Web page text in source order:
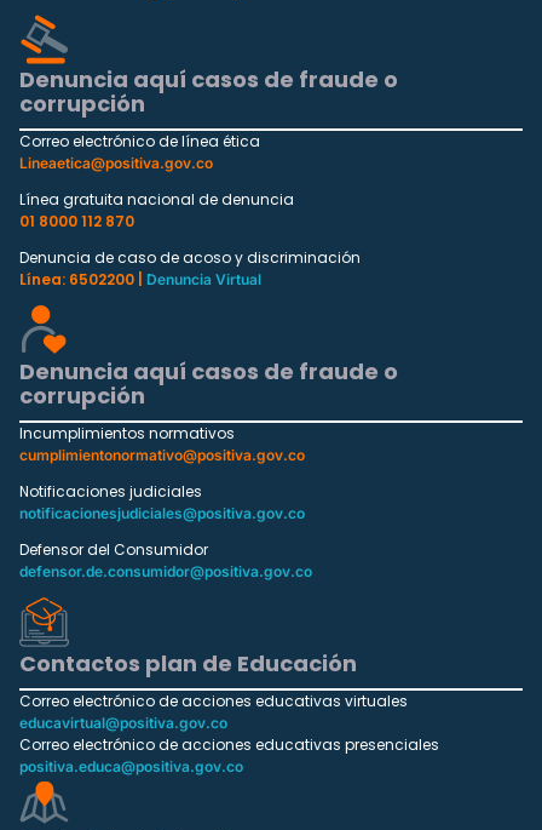
Denuncia aquí casos de fraude o
corrupción
Correo electrónico de línea ética
Lineaetica@positiva.gov.co
Línea gratuita nacional de denuncia
01 8000 112 870
Denuncia de caso de acoso y discriminación
Línea: 6502200 |
Denuncia Virtual
Denuncia aquí casos de fraude o
corrupción
Incumplimientos normativos
cumplimientonormativo@positiva.gov.co
Notificaciones judiciales
notificacionesjudiciales@positiva.gov.co
Defensor del Consumidor
defensor.de.consumidor@positiva.gov.co
Contactos plan de Educación
Correo electrónico de acciones educativas virtuales
educavirtual@positiva.gov.co
Correo electrónico de acciones educativas presenciales
positiva.educa@positiva.gov.co